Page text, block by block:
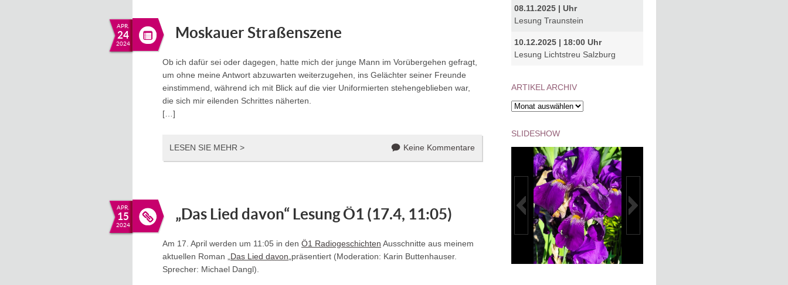
APR.
24
2024
Moskauer Straßenszene
Ob ich dafür sei oder dagegen, hatte mich der junge Mann im Vorübergehen gefragt,
um ohne meine Antwort abzuwarten weiterzugehen, ins Gelächter seiner Freunde
einstimmend, während ich mit Blick auf die vier Uniformierten stehengeblieben war,
die sich mir eilenden Schrittes näherten.
[…]
LESEN SIE MEHR > Keine Kommentare
APR.
15
2024
„Das Lied davon“ Lesung Ö1 (17.4, 11:05)
Am 17. April werden um 11:05 in den Ö1 Radiogeschichten Ausschnitte aus meinem
aktuellen Roman „ Das Lied davon „präsentiert (Moderation: Karin Buttenhauser.
Sprecher: Michael Dangl).
08.11.2025 | Uhr
Lesung Traunstein
10.12.2025 | 18:00 Uhr
Lesung Lichtstreu Salzburg
ARTIKEL ARCHIV
Artikel
SLIDESHOW